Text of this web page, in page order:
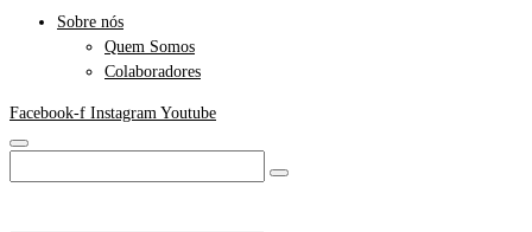
Sobre nós
Quem Somos
Colaboradores
Facebook-f Instagram Youtube